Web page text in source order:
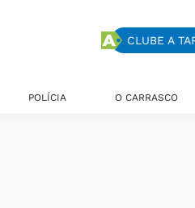
CLUBE A
POLÍCIA O CARRASCO